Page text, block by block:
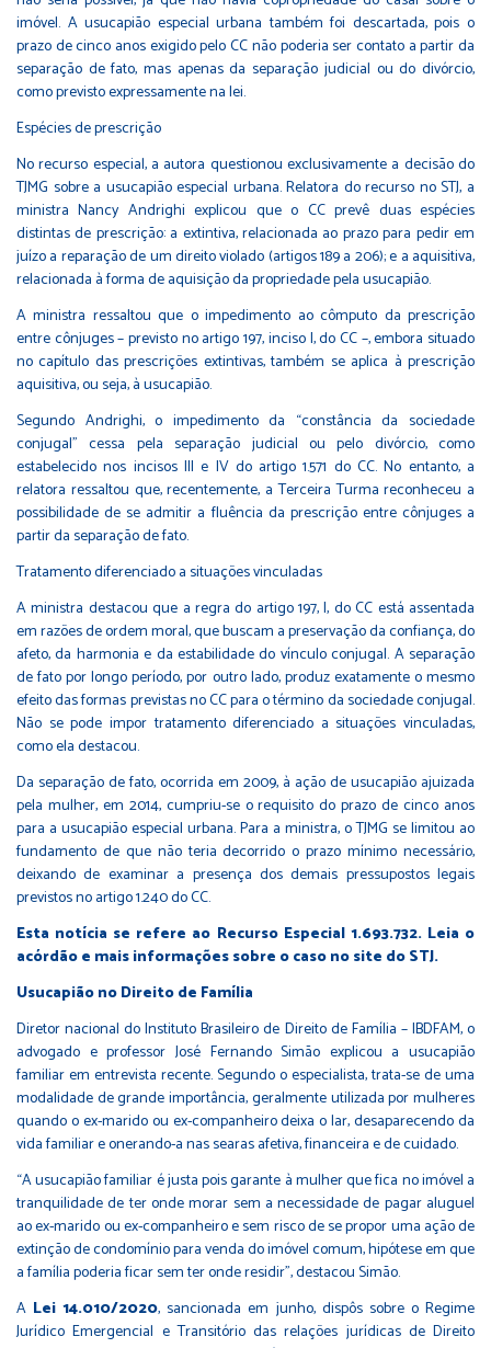
imóvel. A usucapião especial urbana também foi descartada, pois o
prazo de cinco anos exigido pelo CC não poderia ser contato a partir da
separação de fato, mas apenas da separação judicial ou do divórcio,
como previsto expressamente na lei.
Espécies de prescrição
No recurso especial, a autora questionou exclusivamente a decisão do
TJMG sobre a usucapião especial urbana. Relatora do recurso no STJ, a
ministra Nancy Andrighi explicou que o CC prevê duas espécies
distintas de prescrição: a extintiva, relacionada ao prazo para pedir em
juízo a reparação de um direito violado (artigos 189 a 206); e a aquisitiva,
relacionada à forma de aquisição da propriedade pela usucapião.
A ministra ressaltou que o impedimento ao cômputo da prescrição
entre cônjuges – previsto no artigo 197, inciso I, do CC –, embora situado
no capítulo das prescrições extintivas, também se aplica à prescrição
aquisitiva, ou seja, à usucapião.
Segundo Andrighi, o impedimento da “constância da sociedade
conjugal” cessa pela separação judicial ou pelo divórcio, como
estabelecido nos incisos III e IV do artigo 1.571 do CC. No entanto, a
relatora ressaltou que, recentemente, a Terceira Turma reconheceu a
possibilidade de se admitir a fluência da prescrição entre cônjuges a
partir da separação de fato.
Tratamento diferenciado a situações vinculadas
A ministra destacou que a regra do artigo 197, I, do CC está assentada
em razões de ordem moral, que buscam a preservação da confiança, do
afeto, da harmonia e da estabilidade do vínculo conjugal. A separação
de fato por longo período, por outro lado, produz exatamente o mesmo
efeito das formas previstas no CC para o término da sociedade conjugal.
Não se pode impor tratamento diferenciado a situações vinculadas,
como ela destacou.
Da separação de fato, ocorrida em 2009, à ação de usucapião ajuizada
pela mulher, em 2014, cumpriu-se o requisito do prazo de cinco anos
para a usucapião especial urbana. Para a ministra, o TJMG se limitou ao
fundamento de que não teria decorrido o prazo mínimo necessário,
deixando de examinar a presença dos demais pressupostos legais
previstos no artigo 1.240 do CC.
Esta notícia se refere ao Recurso Especial 1.693.732. Leia o
acórdão e mais informações sobre o caso no site do STJ.
Usucapião no Direito de Família
Diretor nacional do Instituto Brasileiro de Direito de Família – IBDFAM, o
advogado e professor José Fernando Simão explicou a usucapião
familiar em entrevista recente. Segundo o especialista, trata-se de uma
modalidade de grande importância, geralmente utilizada por mulheres
quando o ex-marido ou ex-companheiro deixa o lar, desaparecendo da
vida familiar e onerando-a nas searas afetiva, financeira e de cuidado.
“A usucapião familiar é justa pois garante à mulher que fica no imóvel a
tranquilidade de ter onde morar sem a necessidade de pagar aluguel
ao ex-marido ou ex-companheiro e sem risco de se propor uma ação de
extinção de condomínio para venda do imóvel comum, hipótese em que
a família poderia ficar sem ter onde residir”, destacou Simão.
A Lei 14.010/2020, sancionada em junho, dispôs sobre o Regime
Jurídico Emergencial e Transitório das relações jurídicas de Direito